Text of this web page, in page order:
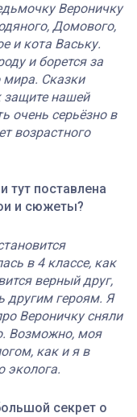
Вероничку
Домового,
и кота Ваську.
и борется за
мира. Сказки
нашей
очень серьёзно в
возрастного
тут поставлена
и сюжеты?
в 4 классе, как
верный друг,
другим героям. Я
Вероничку сняли
Возможно, моя
как и я в
эколога.
секрет о